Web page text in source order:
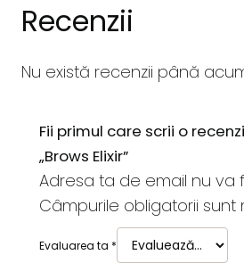
Recenzii
Nu există recenzii până
Fii primul care scrii o
„Brows Elixir”
Adresa ta de email nu va
Câmpurile obligatorii
Evaluarea ta *